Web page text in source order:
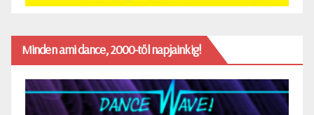
Minden ami dance, 2000-től napjainkig!